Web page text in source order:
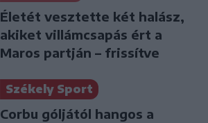
Életét vesztette két halász,
akiket villámcsapás ért a
Maros partján – frissítve
Székely Sport
Corbu góljától hangos a